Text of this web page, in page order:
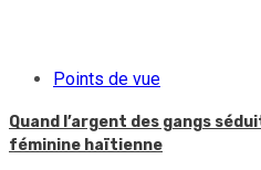
Points de vue
Quand l’argent des gangs
féminine haïtienne